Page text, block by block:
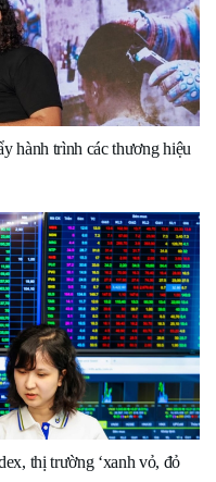
hành trình các thương hiệu
thị trường ‘xanh vỏ, đỏ